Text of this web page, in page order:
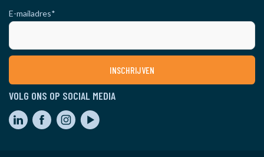
E-mailadres*
VOLG ONS OP SOCIAL MEDIA